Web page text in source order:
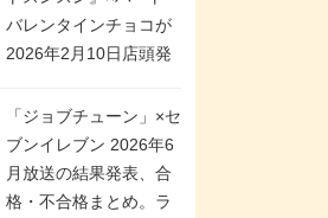
ぬき・キツネ姿のスレ
ッタ / ミオリネ / グエ
号・5号) / シャディク
が全6種のクリアスタン
ドになって登場!
バレンタインチョコが
2026年2月10日店頭発
チョコ」「チョコ缶」
「ツインギフト」が登
場
「ジョブチューン」×セ
ブンイレブン 2026年6
月放送の結果発表、合
格・不合格まとめ。ラ